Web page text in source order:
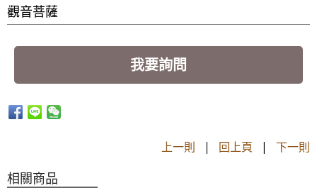
觀音菩薩
我要詢問
上一則 | 回上頁 | 下一則
相關商品